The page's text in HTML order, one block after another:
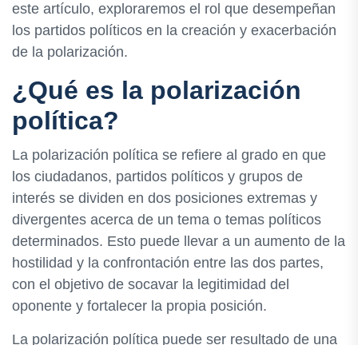
este artículo, exploraremos el rol que desempeñan
los partidos políticos en la creación y exacerbación
de la polarización.
¿Qué es la polarización
política?
La polarización política se refiere al grado en que
los ciudadanos, partidos políticos y grupos de
interés se dividen en dos posiciones extremas y
divergentes acerca de un tema o temas políticos
determinados. Esto puede llevar a un aumento de la
hostilidad y la confrontación entre las dos partes,
con el objetivo de socavar la legitimidad del
oponente y fortalecer la propia posición.
La polarización política puede ser resultado de una